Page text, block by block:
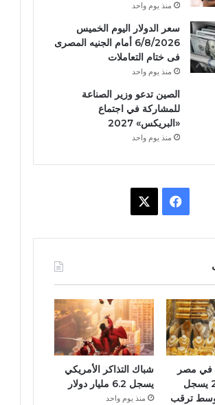
منذ يوم واحد
سعر الدولار اليوم الخميس
6/8/2026 أمام الجنيه المصرى
فى ختام التعاملات
منذ يوم واحد
الصين تدعو وزير الصناعة
للمشاركة في اجتماع
«البريكس» 2027
منذ يوم واحد
ب
و
ك
في مصر
اليوم.. عيار 21 يسجل
وسط ترقب
شباك التذاكر الأمريكي
يسجل 6.2 مليار دولار
منذ يوم واحد